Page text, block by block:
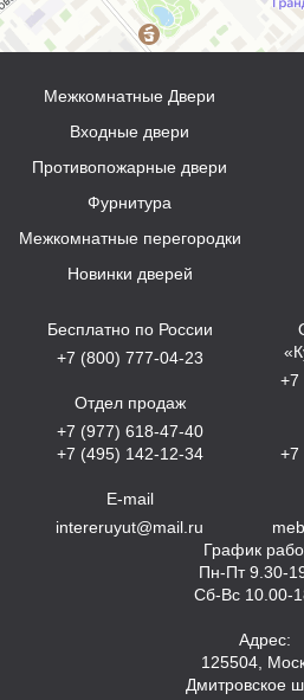
Межкомнатные Двери
Входные двери
Противопожарные двери
Фурнитура
Межкомнатные перегородки
Новинки дверей
Бесплатно по России
+7 (800) 777-04-23
Отдел продаж
+7 (977) 618-47-40
+7 (495) 142-12-34
E-mail
intereruyut@mail.ru
+7
+7
График
Пн-Пт 9.30-
Сб-Вс 10.00-
Адрес:
125504,
Дмитровское